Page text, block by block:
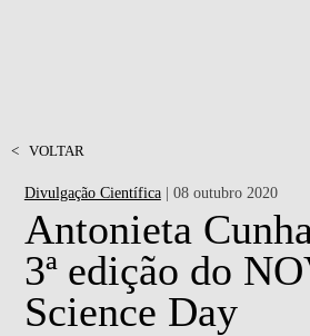
< VOLTAR
Divulgação Científica| 08 outubro 2020
Antonieta
3ª edição do
Science Day